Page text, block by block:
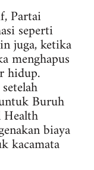
Partai
seperti
juga, ketika
menghapus
hidup.
Buruh
biaya
kacamata